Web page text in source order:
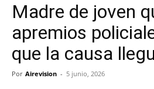
Madre de joven
apremios
que la causa
Por Airevision - 5 junio, 2026